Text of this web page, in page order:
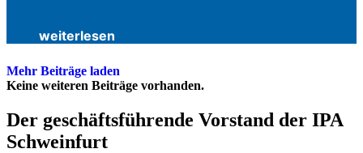
weiterlesen
Mehr Beiträge laden
Keine weiteren Beiträge vorhanden.
Der geschäfts­führende Vorstand der IPA
Schweinfurt